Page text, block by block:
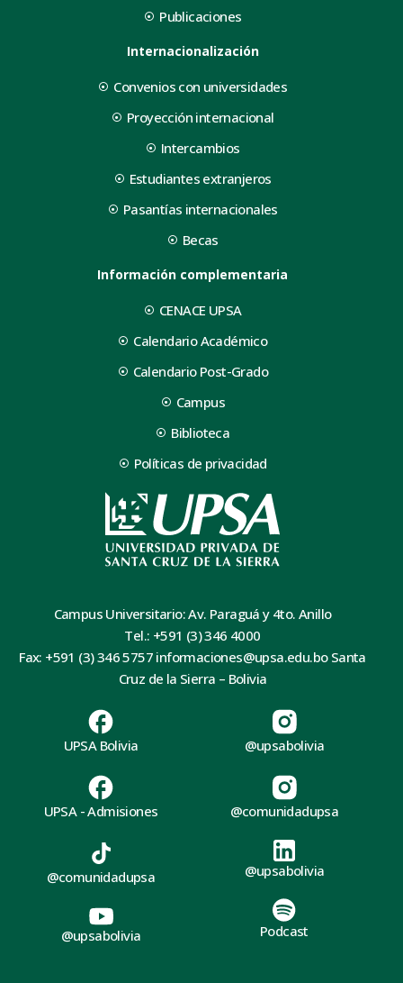
Publicaciones
Internacionalización
Convenios con universidades
Proyección internacional
Intercambios
Estudiantes extranjeros
Pasantías internacionales
Becas
Información complementaria
CENACE UPSA
Calendario Académico
Calendario Post-Grado
Campus
Biblioteca
Políticas de privacidad
Campus Universitario: Av. Paraguá y 4to. Anillo
Tel.: +591 (3) 346 4000
Fax: +591 (3) 346 5757 informaciones@upsa.edu.bo Santa
Cruz de la Sierra – Bolivia
UPSA Bolivia
UPSA - Admisiones
@upsabolivia
@comunidadupsa
@comunidadupsa
@upsabolivia
@upsabolivia
Podcast